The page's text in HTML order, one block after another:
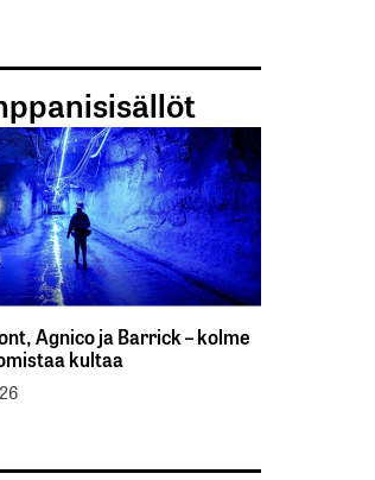
Agnico ja Barrick – kolme
kultaa